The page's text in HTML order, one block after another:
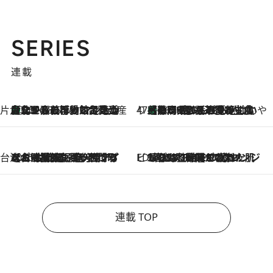
SERIES
連載
片倉真理のときめく台湾土産
2026.8.5
台北からちょっと足を延ばして嘉義へ！ マジョリカタイルの博物館で見つけたレトロ可愛い台湾土産 47都道府県の手みやげ ひんやりスイーツで夏を満喫
2026.8.5
【静岡県】この夏絶対食べたい 冷やしておいしいおやつ3選 お茶香る生食感のふるふるゼリー
台湾ぶらぶら食べ歩き
2026.8.4
【台湾夏旅】買い物するなら“台湾の原宿”西門町へ！ お土産も自分用アイテムも揃うショッピングスポット8選 ビューティいいもの集め EDITORS' BEST
2026.8.3
“落とす”時間が“癒やし”に。THREEのクレンジングは、酷暑で疲れた肌も心も整えてくれる！
連載 TOP